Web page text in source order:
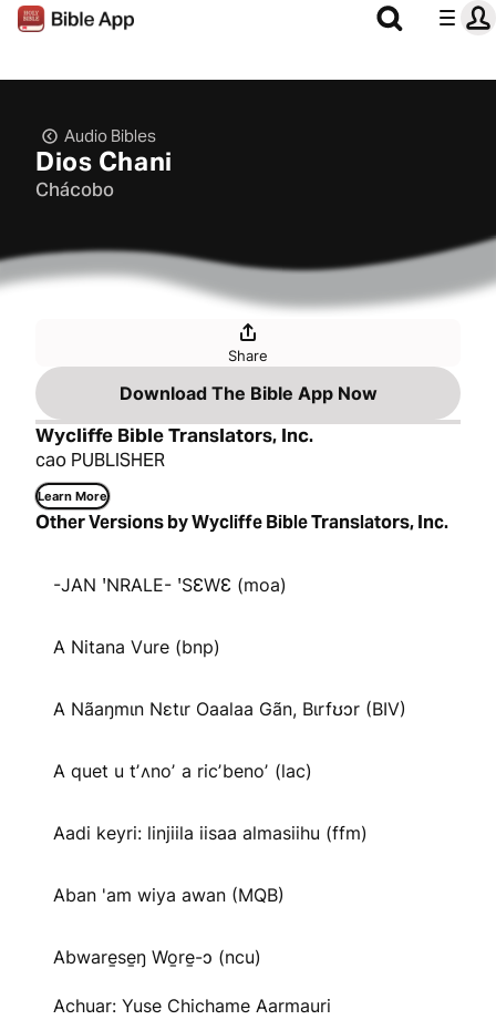
Audio Bibles
Dios Chani
Chácobo
Share
Download The Bible App Now
Wycliffe Bible Translators, Inc.
cao PUBLISHER
Learn More
Other Versions by Wycliffe Bible Translators, Inc.
-JAN ꞌNRALE- ꞌSƐWƐ (moa)
A Nitana Vure (bnp)
A Nãaŋmɩn Nɛtɩr Oaalaa Gãn, Bɩrfʊɔr (BIV)
A quet u tʼʌnoʼ a ricʼbenoʼ (lac)
Aadi keyri: linjiila iisaa almasiihu (ffm)
Aban 'am wiya awan (MQB)
Abware̱se̱ŋ Wo̱re̱-ɔ (ncu)
Achuar: Yuse Chichame Aarmauri